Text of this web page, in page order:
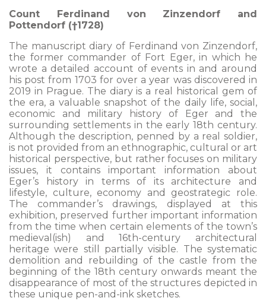
Count Ferdinand von Zinzendorf and
Pottendorf (†1728)
The manuscript diary of Ferdinand von Zinzendorf,
the former commander of Fort Eger, in which he
wrote a detailed account of events in and around
his post from 1703 for over a year was discovered in
2019 in Prague. The diary is a real historical gem of
the era, a valuable snapshot of the daily life, social,
economic and military history of Eger and the
surrounding settlements in the early 18th century.
Although the description, penned by a real soldier,
is not provided from an ethnographic, cultural or art
historical perspective, but rather focuses on military
issues, it contains important information about
Eger’s history in terms of its architecture and
lifestyle, culture, economy and geostrategic role.
The commander’s drawings, displayed at this
exhibition, preserved further important information
from the time when certain elements of the town’s
medieval(ish) and 16th-century architectural
heritage were still partially visible. The systematic
demolition and rebuilding of the castle from the
beginning of the 18th century onwards meant the
disappearance of most of the structures depicted in
these unique pen-and-ink sketches.